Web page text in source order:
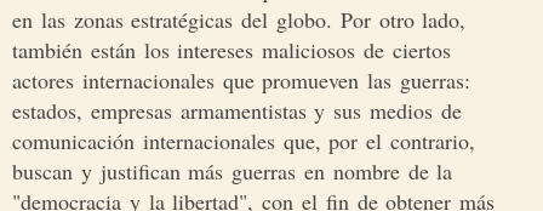
en las zonas estratégicas del globo. Por otro lado,
también están los intereses maliciosos de ciertos
actores internacionales que promueven las guerras:
estados, empresas armamentistas y sus medios de
comunicación internacionales que, por el contrario,
buscan y justifican más guerras en nombre de la
"democracia y la libertad", con el fin de obtener más